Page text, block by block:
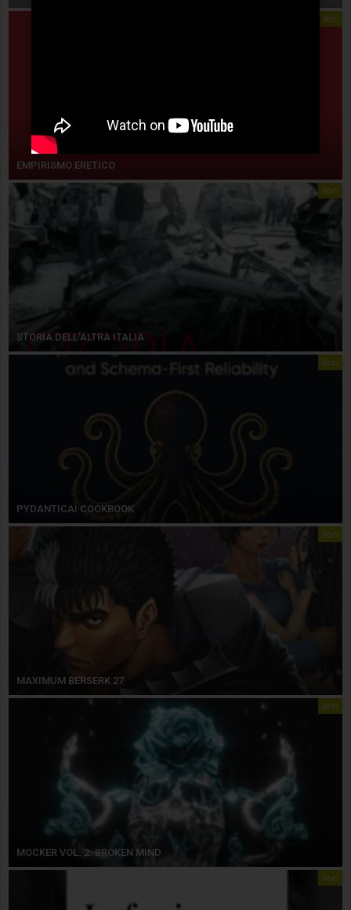
libri
EMPIRISMO ERETICO
libri
STORIA DELL’ALTRA ITALIA
libri
PYDANTICAI COOKBOOK
libri
MAXIMUM BERSERK 27
libri
MOCKER VOL. 2. BROKEN MIND
libri